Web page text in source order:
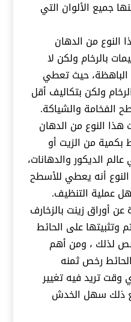
جميع الألوان التي
النوع من الدهان
بالرخام ولكن لا
الباهظة، حيث تعطي
ولكن بتكاليف أقل
الفخامة والشياكة.
هذا النوع من الدهان
بكمية من الزيت أو
الديكور والدهانات،
أنه يعطي للأسطح
عملية التنظيف.
أوراق زينت بالزخارف
وتثبيتها على الحائط
لذلك ، ومن أهم
رخص ثمنه
تريد فيه تغيير
ذلك سهل الخدش